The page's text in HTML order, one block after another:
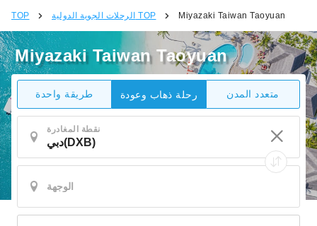
TOP الرحلات الجوية الدولية TOP Miyazaki Taiwan Taoyuan
Miyazaki Taiwan Taoyuan
طريقة واحدة رحلة ذهاب وعودة متعدد المدن
نقطة المغادرة